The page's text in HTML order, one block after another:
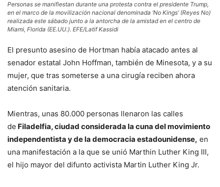
Personas se manifiestan durante una protesta contra el presidente Trump,
en el marco de la movilización nacional denominada ‘No Kings’ (Reyes No)
realizada este sábado junto a la antorcha de la amistad en el centro de
Miami, Florida (EE.UU.). EFE/Latif Kassidi
El presunto asesino de Hortman había atacado antes al
senador estatal John Hoffman, también de Minesota, y a su
mujer, que tras someterse a una cirugía reciben ahora
atención sanitaria.
Mientras, unas 80.000 personas llenaron las calles
de Filadelfia, ciudad considerada la cuna del movimiento
independentista y de la democracia estadounidense, en
una manifestación a la que se unió Marthin Luther King III,
el hijo mayor del difunto activista Martin Luther King Jr.